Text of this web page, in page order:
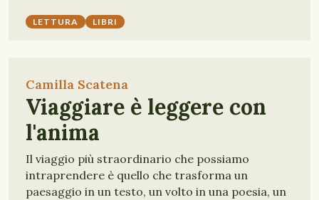
LETTURA LIBRI
Camilla Scatena
Viaggiare è leggere con
l'anima
Il viaggio più straordinario che possiamo
intraprendere è quello che trasforma un
paesaggio in un testo, un volto in una poesia, un